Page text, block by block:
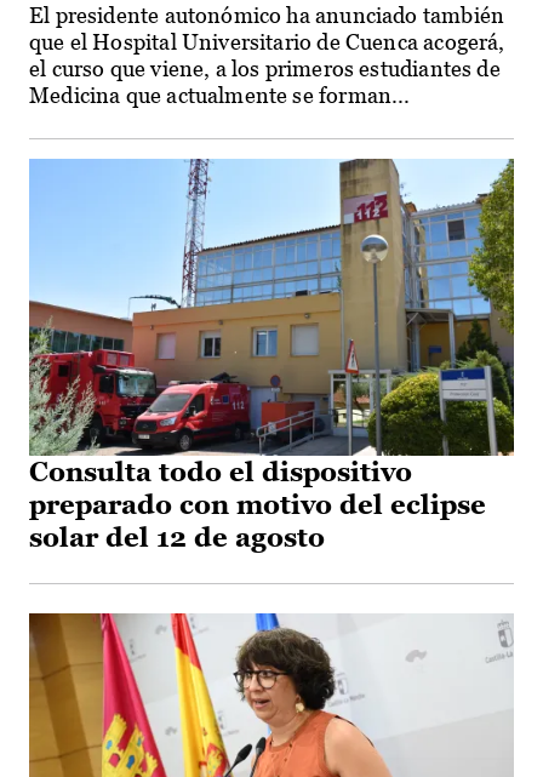
El presidente autonómico ha anunciado también
que el Hospital Universitario de Cuenca acogerá,
el curso que viene, a los primeros estudiantes de
Medicina que actualmente se forman...
Consulta todo el dispositivo
preparado con motivo del eclipse
solar del 12 de agosto